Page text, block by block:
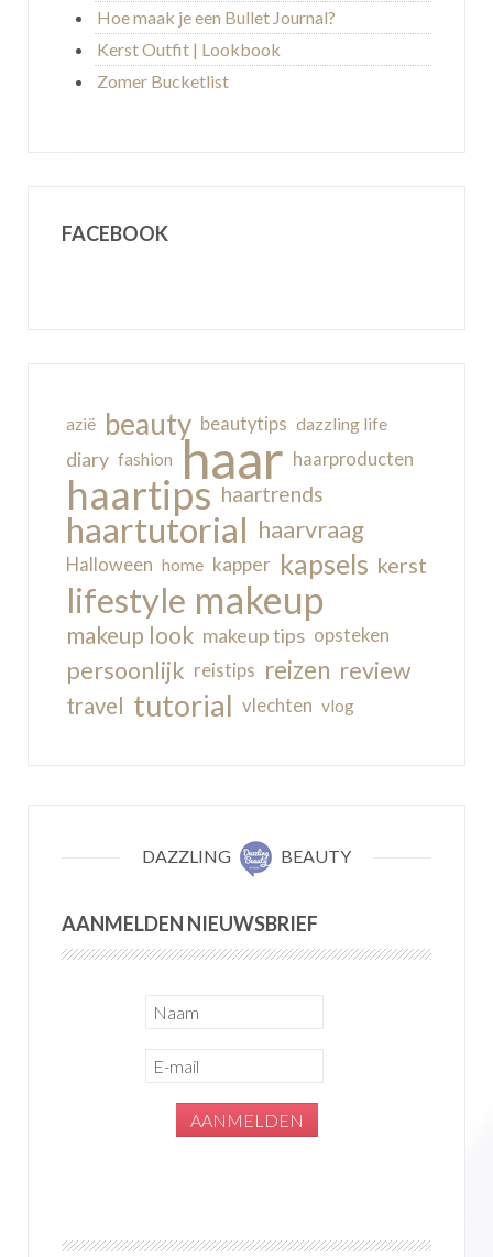
Hoe maak je een Bullet Journal?
Kerst Outfit | Lookbook
Zomer Bucketlist
FACEBOOK
azië beauty beautytips dazzling life
diary fashion haar haarproducten
haartips haartrends
haartutorial haarvraag
Halloween home kapper kapsels kerst
lifestyle makeup
makeup look makeup tips opsteken
persoonlijk reistips reizen review
travel tutorial vlechten vlog
DAZZLING BEAUTY
AANMELDEN NIEUWSBRIEF